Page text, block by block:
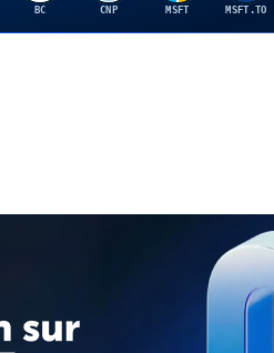
BC CNP MSFT MSFT.TO